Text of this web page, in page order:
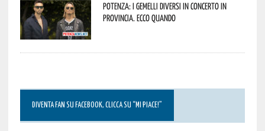
Potenza: i Gemelli DiVersi in concerto in
provincia. Ecco quando
DIVENTA FAN SU FACEBOOK, CLICCA SU “MI PIACE!”